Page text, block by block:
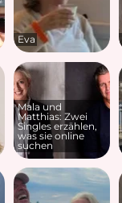
Eva
Mala und
Matthias: Zwei
Singles erzählen,
was sie online
suchen